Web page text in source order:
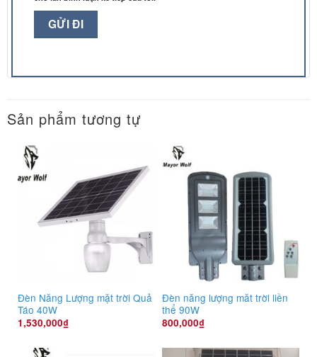
Sản phẩm tương tự
Đèn Năng Lượng mặt trời Quả
Táo 40W
1,530,000₫
Đèn năng lượng măt trời liền
thể 90W
800,000₫